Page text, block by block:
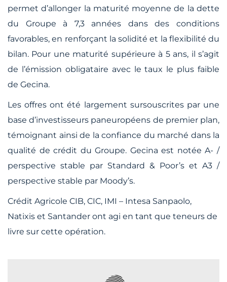
permet d’allonger la maturité moyenne de la dette
du Groupe à 7,3 années dans des conditions
favorables, en renforçant la solidité et la flexibilité du
bilan. Pour une maturité supérieure à 5 ans, il s’agit
de l’émission obligataire avec le taux le plus faible
de Gecina.
Les offres ont été largement sursouscrites par une
base d’investisseurs paneuropéens de premier plan,
témoignant ainsi de la confiance du marché dans la
qualité de crédit du Groupe. Gecina est notée A- /
perspective stable par Standard & Poor’s et A3 /
perspective stable par Moody’s.
Crédit Agricole CIB, CIC, IMI – Intesa Sanpaolo,
Natixis et Santander ont agi en tant que teneurs de
livre sur cette opération.